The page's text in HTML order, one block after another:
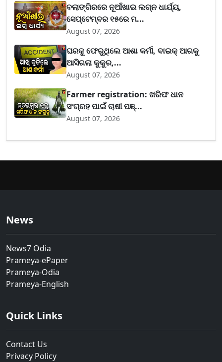
ବଲାଙ୍ଗିରରେ ନୂଆଁଖାଇ ଲଗ୍ନ ଧାର୍ଯ୍ୟ,
ସେପ୍ଟେମ୍ବର ୧୫ରେ ମ...
August 07, 2026
ଘରକୁ ଫେରୁଥିଲେ ଆଶା କର୍ମୀ, ବାଇକ୍ ଆଗକୁ
ଆସିଗଲା କୁକୁର,...
August 07, 2026
Farmer registration: ଖରିଫ ଧାନ
ସଂଗ୍ରହ ପାଇଁ ଚାଷୀ ପଞ୍...
August 07, 2026
News
News7 Odia
Prameya-ePaper
Prameya-Odia
Prameya-English
Quick Links
Contact Us
Privacy Policy